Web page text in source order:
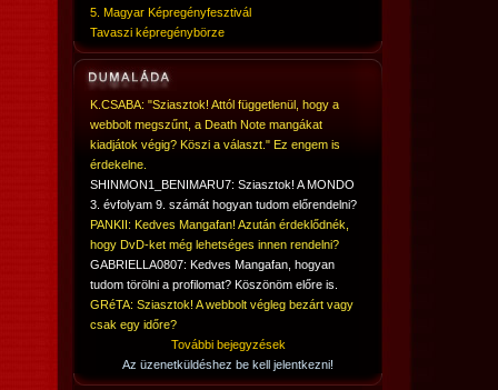
5. Magyar Képregényfesztivál
Tavaszi képregénybörze
K.CSABA: "Sziasztok! Attól függetlenül, hogy a
webbolt megszűnt, a Death Note mangákat
kiadjátok végig? Köszi a választ." Ez engem is
érdekelne.
SHINMON1_BENIMARU7: Sziasztok! A MONDO
3. évfolyam 9. számát hogyan tudom előrendelni?
PANKII: Kedves Mangafan! Azután érdeklődnék,
hogy DvD-ket még lehetséges innen rendelni?
GABRIELLA0807: Kedves Mangafan, hogyan
tudom törölni a profilomat? Köszönöm előre is.
GRéTA: Sziasztok! A webbolt végleg bezárt vagy
csak egy időre?
További bejegyzések
Az üzenetküldéshez be kell jelentkezni!